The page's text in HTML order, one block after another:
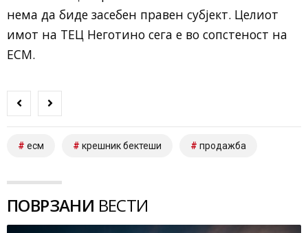
нема да биде засебен правен субјект. Целиот
имот на ТЕЦ Неготино сега е во сопстеност на
ЕСМ.
есм крешник бектеши продажба
ПОВРЗАНИ ВЕСТИ